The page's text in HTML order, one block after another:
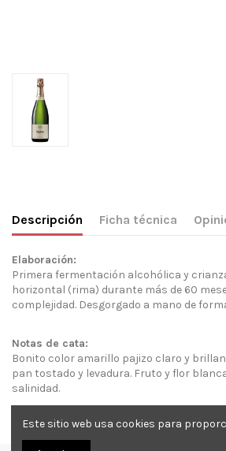
Descripción Ficha técnica
Elaboración:
Primera fermentación alcohólica y
horizontal (rima) durante más de 60
complejidad. Desgorgado a mano de
Notas de cata:
Bonito color amarillo pajizo claro y
pan tostado y levadura. Fruto y flor
salinidad.
Entre 8 y 15º C
Este sitio web usa cookies para